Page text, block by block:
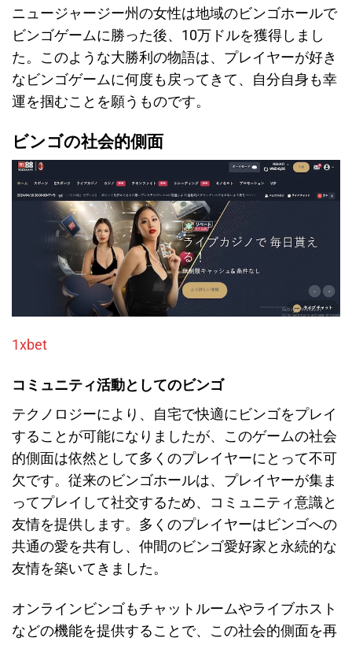
ニュージャージー州の女性は地域のビンゴホールで
ビンゴゲームに勝った後、10万ドルを獲得しまし
た。このような大勝利の物語は、プレイヤーが好き
なビンゴゲームに何度も戻ってきて、自分自身も幸
運を掴むことを願うものです。
ビンゴの社会的側面
1xbet
コミュニティ活動としてのビンゴ
テクノロジーにより、自宅で快適にビンゴをプレイ
することが可能になりましたが、このゲームの社会
的側面は依然として多くのプレイヤーにとって不可
欠です。従来のビンゴホールは、プレイヤーが集ま
ってプレイして社交するため、コミュニティ意識と
友情を提供します。多くのプレイヤーはビンゴへの
共通の愛を共有し、仲間のビンゴ愛好家と永続的な
友情を築いてきました。
オンラインビンゴもチャットルームやライブホスト
などの機能を提供することで、この社会的側面を再